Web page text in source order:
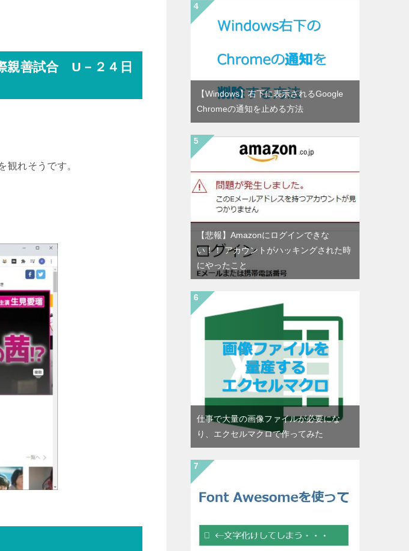
親善試合 U－２４日
観れそうです。
【Windows】右下に表示されるGoogle
Chromeの通知を止める方法
【悲報】Amazonにログインできな
い！！ アカウントがハッキングされた時
にやったこと
仕事で大量の画像ファイルが必要にな
り、エクセルマクロで作ってみた